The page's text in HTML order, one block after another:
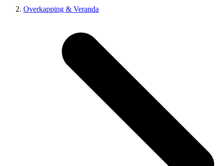
Overkapping & Veranda